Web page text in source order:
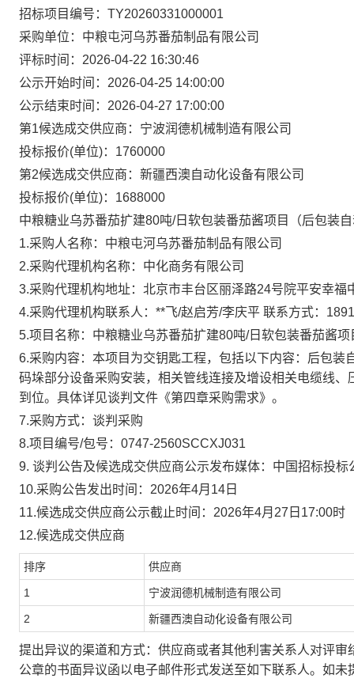
招标项目编号：TY20260331000001
采购单位：中粮屯河乌苏番茄制品有限公司
评标时间：2026-04-22 16:30:46
公示开始时间：2026-04-25 14:00:00
公示结束时间：2026-04-27 17:00:00
第1候选成交供应商：宁波润德机械制造有限公司
投标报价(单位)：1760000
第2候选成交供应商：新疆西澳自动化设备有限公司
投标报价(单位)：1688000
中粮糖业乌苏番茄扩建80吨/日软包装番茄酱项目（后包装
1.采购人名称：中粮屯河乌苏番茄制品有限公司
2.采购代理机构名称：中化商务有限公司
3.采购代理机构地址：北京市丰台区丽泽路24号院平安幸福
4.采购代理机构联系人：**飞/赵启芳/李庆平 联系方式：
5.项目名称：中粮糖业乌苏番茄扩建80吨/日软包装番茄酱
6.采购内容：本项目为交钥匙工程，包括以下内容：后包装
码垛部分设备采购安装，相关管线连接及增设相关电缆线
到位。具体详见谈判文件《第四章采购需求》。
7.采购方式：谈判采购
8.项目编号/包号： 0747-2560SCCXJ031
9. 谈判公告及候选成交供应商公示发布媒体：中国招标投标
10.采购公告发出时间： 2026年4月 14 日
11.候选成交供应商公示截止时间： 2026年4月 27 日 17:00时
12.候选成交供应商
排序 供应商
1 宁波润德机械制造有限公司
2 新疆西澳自动化设备有限公司
提出异议的渠道和方式：供应商或者其他利害关系人对评
公章的书面异议函以电子邮件形式发送至如下联系人。如